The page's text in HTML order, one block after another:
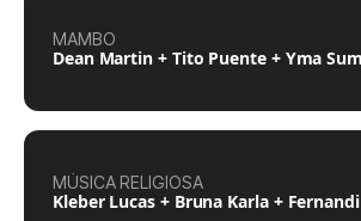
MAMBO
Dean Martin + Tito Puente + Yma
MÚSICA RELIGIOSA
Kleber Lucas + Bruna Karla +